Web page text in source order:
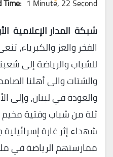
Time: 1 Minute, 22 Second
شبكة المدار الإعلامية
الفخر والعز والكبرياء،
للشباب والرياضة إلى
والشتات والى أهلنا
والعودة في لبنان، وإلى
ثلة من شباب وفتية مخيم
شهداء إثر غارة
ممارستهم الرياضة في